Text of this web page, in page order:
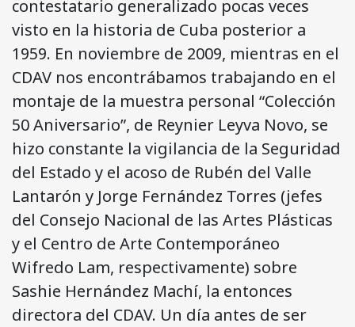
contestatario generalizado pocas veces
visto en la historia de Cuba posterior a
1959. En noviembre de 2009, mientras en el
CDAV nos encontrábamos trabajando en el
montaje de la muestra personal “Colección
50 Aniversario”, de Reynier Leyva Novo, se
hizo constante la vigilancia de la Seguridad
del Estado y el acoso de Rubén del Valle
Lantarón y Jorge Fernández Torres (jefes
del Consejo Nacional de las Artes Plásticas
y el Centro de Arte Contemporáneo
Wifredo Lam, respectivamente) sobre
Sashie Hernández Machí, la entonces
directora del CDAV. Un día antes de ser